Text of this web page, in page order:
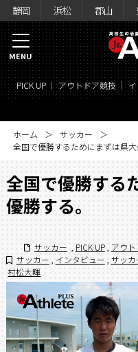
静岡 浜松 郡山
PICK UP アウトドア競技
MENU
ホーム
サッカー
全国で優勝するためにまずは県大
全国で優勝する
優勝する。
サッカー
PICK UP , アウ
サッカー
インタビュー サッカ
村松大暉